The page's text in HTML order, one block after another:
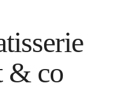
& co